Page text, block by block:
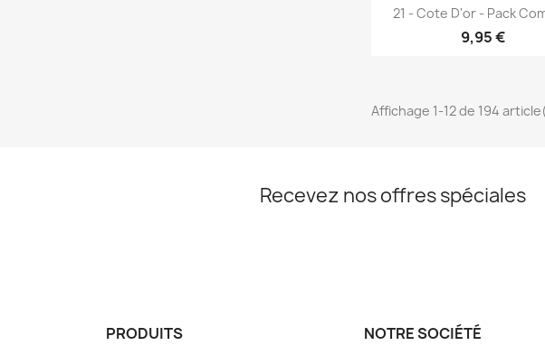
Aperçu rapide
21 - Cote D'or - Pack
9,95 €
Affichage 1-12 de 194
Recevez nos offres spéciales
PRODUITS NOTRE SOCIÉTÉ